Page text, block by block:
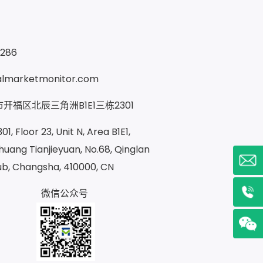
福区北辰三角洲B1E1三栋2301
Floor 23, Unit N, Area B1E1,
Tianjieyuan, No.68, Qinglan
Changsha, 410000, CN
微信公众号